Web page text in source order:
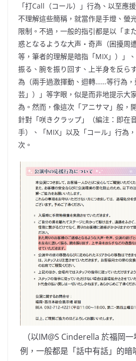
「打Call（コール）」行為、以至應
不理解這些簡稱，就當作是手燈、螢
限制。不過，一般的指引都是以「ま
惑となるような大声・奇声（困擾周
等，筆者的理解是暗指「MIX」）」
振る、腕を振り回す、上半身を反ら
為（兩手過激揮動、迴轉……等行為，
芸」）」等字眼，似是而非地提示大
為。然而，像這次「アニサマ」般，
針對「咲きクラップ」（編注：即在
手）、「MIX」以及「コール」行為
次。
（以IM@S Cinderella 於福岡
例，一般都是「話中有話」的暗